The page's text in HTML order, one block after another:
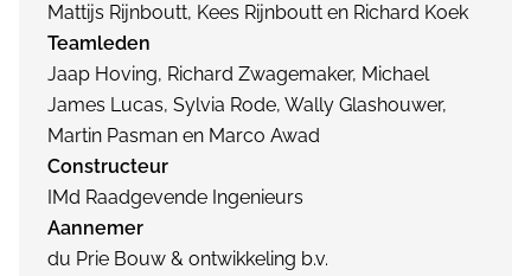
Mattijs Rijnboutt, Kees Rijnboutt en Richard Koek
Teamleden
Jaap Hoving, Richard Zwagemaker, Michael
James Lucas, Sylvia Rode, Wally Glashouwer,
Martin Pasman en Marco Awad
Constructeur
IMd Raadgevende Ingenieurs
Aannemer
du Prie Bouw & ontwikkeling b.v.